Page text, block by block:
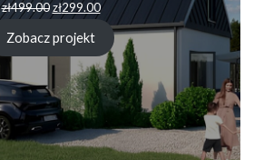
zł499.00 zł299.00
Zobacz projekt